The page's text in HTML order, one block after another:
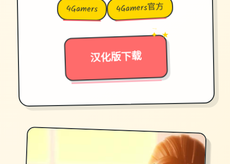
4Gamers 4Gamers官方
汉化版下载
→
✦ ★